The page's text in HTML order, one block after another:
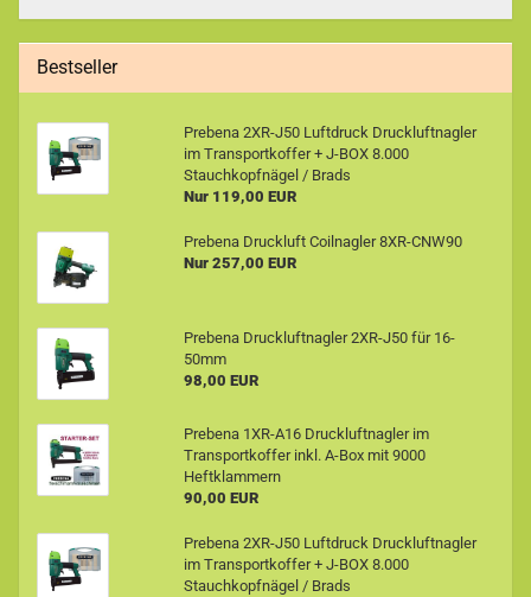
Bestseller
Prebena 2XR-J50 Luftdruck Druckluftnagler
im Transportkoffer + J-BOX 8.000
Stauchkopfnägel / Brads
Nur 119,00 EUR
Prebena Druckluft Coilnagler 8XR-CNW90
Nur 257,00 EUR
Prebena Druckluftnagler 2XR-J50 für 16-
50mm
98,00 EUR
Prebena 1XR-A16 Druckluftnagler im
Transportkoffer inkl. A-Box mit 9000
Heftklammern
90,00 EUR
Prebena 2XR-J50 Luftdruck Druckluftnagler
im Transportkoffer + J-BOX 8.000
Stauchkopfnägel / Brads